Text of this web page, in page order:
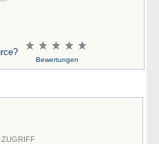
Bewertungen
ZUGRIFF